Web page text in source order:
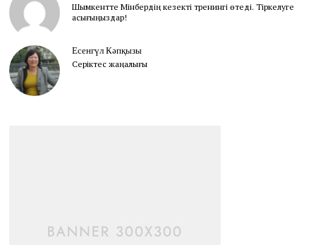
Шымкентте Мінбердің кезекті тренингі өтеді. Тіркелуге
асығыңыздар!
Есенгүл Кәпқызы
Серіктес жаңалығы